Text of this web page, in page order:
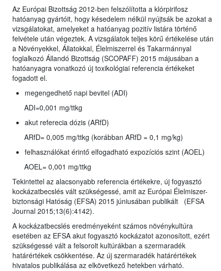
Az Európai Bizottság 2012-ben felszólította a klórpirifosz
hatóanyag gyártóit, hogy késedelem nélkül nyújtsák be azokat a
vizsgálatokat, amelyeket a hatóanyag pozitív listára történő
felvétele után végeztek. A vizsgálatok teljes körű értékelése után
a Növényekkel, Állatokkal, Élelmiszerrel és Takarmánnyal
foglalkozó Állandó Bizottság (SCOPAFF) 2015 májusában a
hatóanyagra vonatkozó új toxikológiai referencia értékeket
fogadott el.
megengedhető napi bevitel (ADI)
ADI=0,001 mg/ttkg
akut referecia dózis (ARfD)
ARfD= 0,005 mg/ttkg (korábban ARfD = 0,1 mg/kg)
felhasználókat érintő elfogadható expozíciós szint (AOEL)
AOEL= 0,001 mg/ttkg
Tekintettel az alacsonyabb referencia értékekre, új fogyasztó
kockázatbecslés vált szükségessé, amit az Európai Élelmiszer-
biztonsági Hatóság (EFSA) 2015 júniusában publikált (EFSA
Journal 2015;13(6):4142).
A kockázatbecslés eredményeként számos növénykultúra
esetében az EFSA akut fogyasztó kockázatot azonosított, ezért
szükségessé vált a felsorolt kultúrákban a szermaradék
határértékek csökkentése. Az új szermaradék határértékek
hivatalos publikálása az elkövetkező hetekben várható.